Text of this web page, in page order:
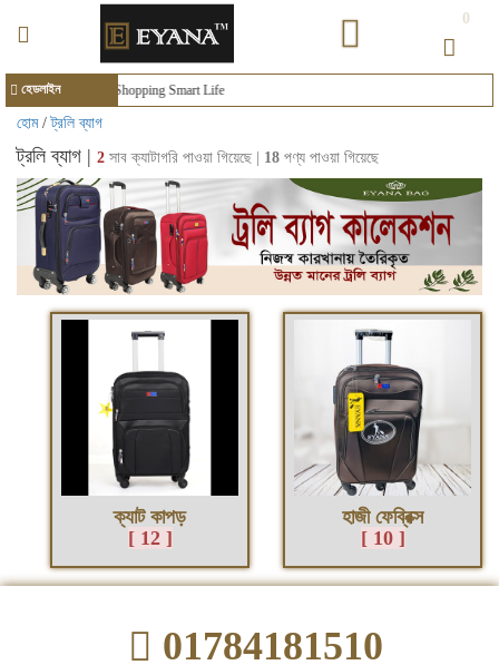
0
হেডলাইন Smart Shopping Smart Life
হোম /ট্রলি ব্যাগ
ট্রলি ব্যাগ | 2 সাব ক্যাটাগরি পাওয়া গিয়েছে | 18 পণ্য পাওয়া গিয়েছে
ক্যাট কাপড়
[ 12 ]
হাজী ফেব্রিক্স
[ 10 ]
01784181510